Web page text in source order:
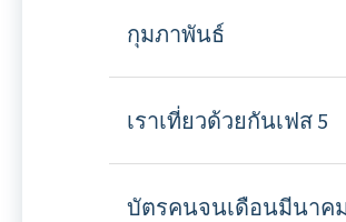
กุมภาพันธ์
เราเที่ยวด้วยกันเฟส 5
บัตรคนจนเดือนมีนาคม